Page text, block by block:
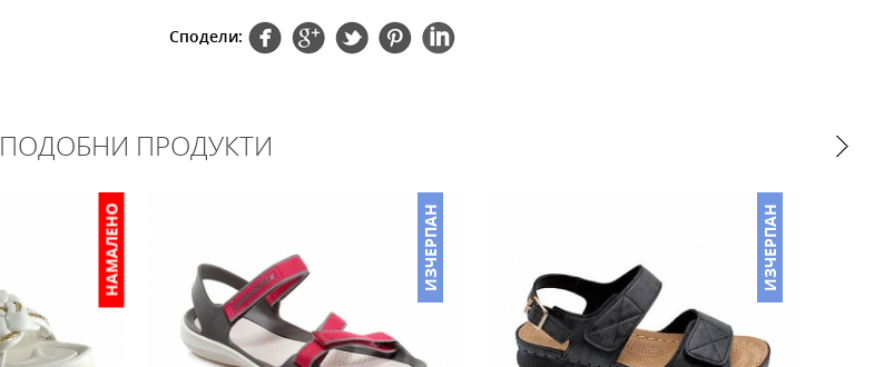
Сподели:
ПОДОБНИ ПРОДУКТИ
НАМАЛЕНО ИЗЧЕРПАН ИЗЧЕРПАН